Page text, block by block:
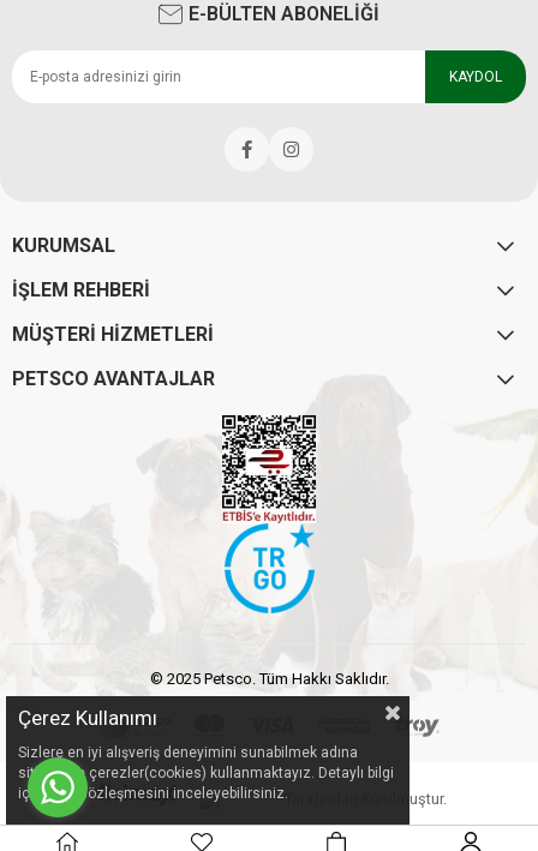
E-BÜLTEN ABONELİĞİ
KAYDOL
KURUMSAL
İŞLEM REHBERİ
MÜŞTERİ HİZMETLERİ
PETSCO AVANTAJLAR
© 2025 Petsco. Tüm Hakkı Saklıdır.
Tarafından Kurulmuştur.
Çerez Kullanımı
Sizlere en iyi alışveriş deneyimini sunabilmek adına
sitemizde çerezler(cookies) kullanmaktayız. Detaylı bilgi
için Kvkk sözleşmesini inceleyebilirsiniz.